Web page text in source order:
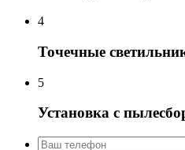
4
Точечные
5
Установка с